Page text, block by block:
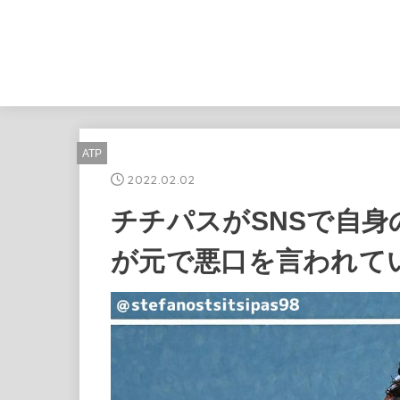
ATP
2022.02.02
チチパスがSNSで自身
が元で悪口を言われて